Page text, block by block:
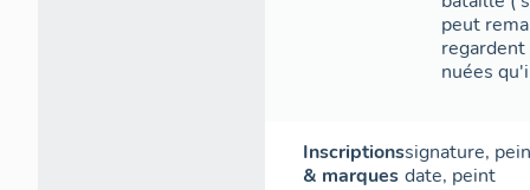
peut
nuées
Inscriptions
& marques
signature,
date, peint